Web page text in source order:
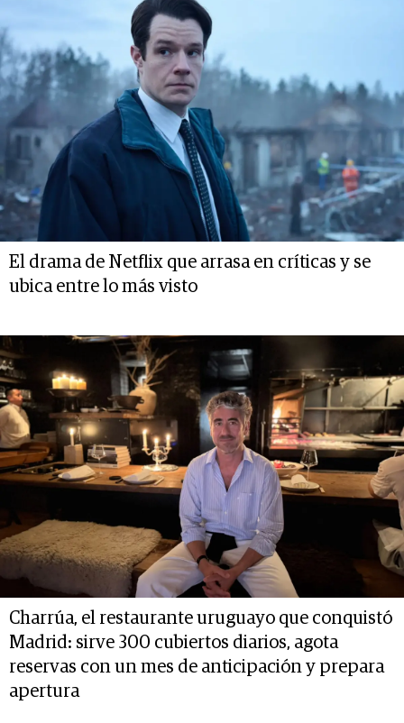
El drama de Netflix que arrasa en críticas y se
ubica entre lo más visto
Charrúa, el restaurante uruguayo que conquistó
Madrid: sirve 300 cubiertos diarios, agota
reservas con un mes de anticipación y prepara
apertura